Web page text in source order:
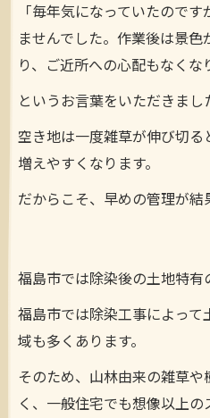
「毎年気になっていたので
ませんでした。作業後は景
り、ご近所への心配もなくな
というお言葉をいただきまし
空き地は一度雑草が伸び切
増えやすくなります。
だからこそ、早めの管理が結
福島市では除染後の土地特有
福島市では除染工事によっ
域も多くあります。
そのため、山林由来の雑草
く、一般住宅でも想像以上